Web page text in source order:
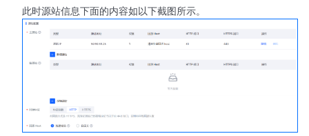
此时源站信息下面的内容如以下截图所示。